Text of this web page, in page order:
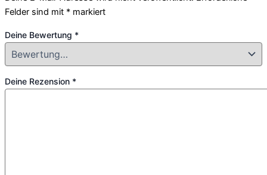
Felder sind mit * markiert
Deine Bewertung *
Deine Rezension *